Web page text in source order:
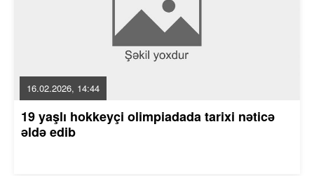
16.02.2026, 14:44
19 yaşlı hokkeyçi olimpiadada tarixi nəticə
əldə edib